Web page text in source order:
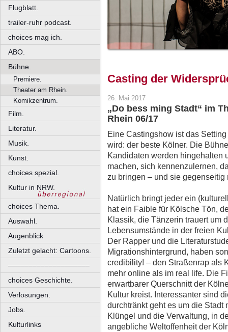
Flugblatt.
trailer-ruhr podcast.
choices mag ich.
ABO.
Bühne.
Premiere.
Theater am Rhein.
Komikzentrum.
Film.
Literatur.
Musik.
Kunst.
choices spezial.
Kultur in NRW.
choices Thema.
Auswahl.
Augenblick
Zuletzt gelacht: Cartoons.
––––––––––––––––––––
choices Geschichte.
Verlosungen.
Jobs.
Kulturlinks
Casting der
26. Mai 2017
„Do bess ming Stadt“ im
Rhein 06/17
Eine Castingshow ist das
wird: der beste Kölner. Die
Kandidaten werden hingehalten
machen, sich kennenzulernen,
zu bringen – und sie gegenseitig
Natürlich bringt jeder ein
hat ein Faible für Kölsche Tön,
Klassik, die Tänzerin trauert um
Lebensumstände in der freien
Der Rapper und die
Migrationshintergrund, haben
credibility! – den Straßenrap als
mehr online als im real life. Die
erwartbarer Querschnitt der
Kultur kreist. Interessanter sind
durchtränkt geht es um die Stadt
Klüngel und die Verwaltung, in
angebliche Weltoffenheit der